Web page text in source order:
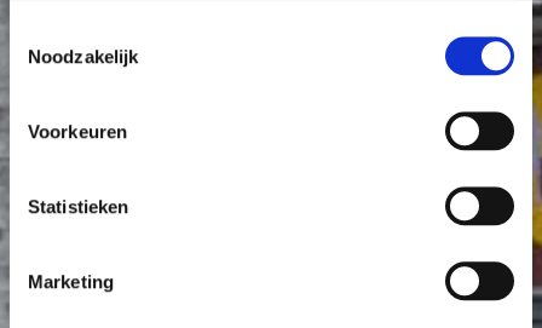
Noodzakelijk
Voorkeuren
Statistieken
Marketing
20